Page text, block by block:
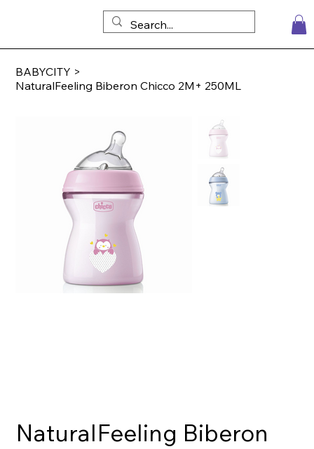
BABYCITY >
NaturalFeeling Biberon Chicco 2M+ 250ML
NaturalFeeling Biberon